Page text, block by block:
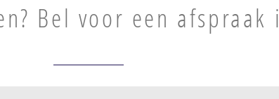
Bel voor een afspraak